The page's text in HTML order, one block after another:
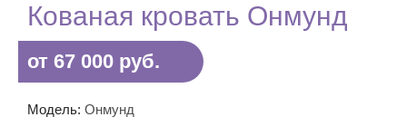
Кованая кровать Онмунд
от 67 000 руб.
Модель: Онмунд